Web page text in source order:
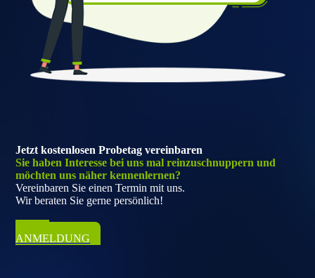
Jetzt kostenlosen Probetag vereinbaren
Sie haben Interesse bei uns mal reinzuschnuppern und
möchten uns näher kennenlernen?
Vereinbaren Sie einen Termin mit uns.
Wir beraten Sie gerne persönlich!
ZUR
ANMELDUNG